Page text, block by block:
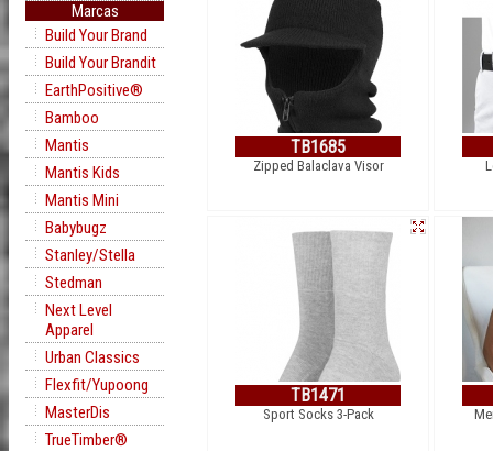
Marcas
Build Your Brand
Build Your Brandit
EarthPositive®
Bamboo
Mantis
Mantis Kids
Mantis Mini
Babybugz
Stanley/Stella
Stedman
Next Level
Apparel
Urban Classics
Flexfit/Yupoong
MasterDis
TrueTimber®
TB1685
Zipped Balaclava Visor
TB1471
Sport Socks 3-Pack